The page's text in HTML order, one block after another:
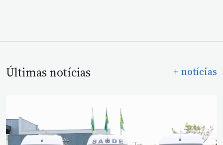
Últimas notícias + notícias